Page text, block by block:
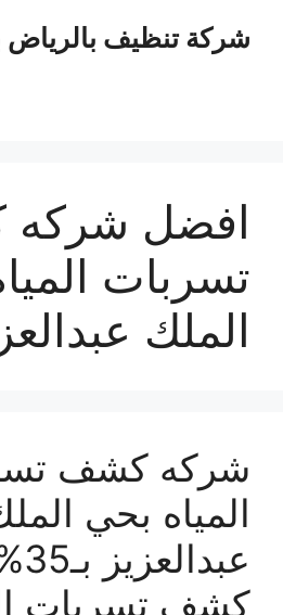
شركة تنظيف بالرياض
افضل
تسربات
الملك
شركه كشف
المياه بحي
كشف تسربات